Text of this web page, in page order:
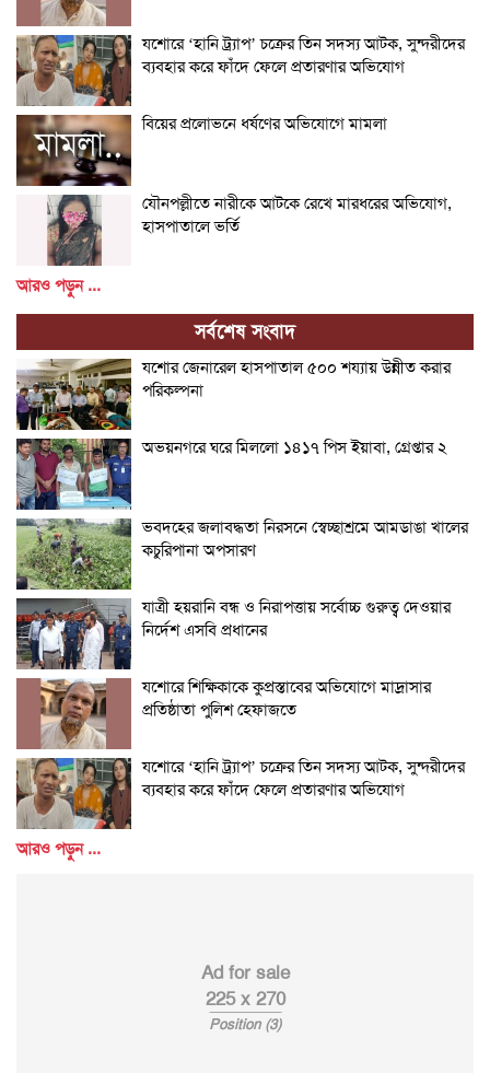
যশোরে ‘হানি ট্র্যাপ’ চক্রের তিন সদস্য আটক, সুন্দরীদের
ব্যবহার করে ফাঁদে ফেলে প্রতারণার অভিযোগ
বিয়ের প্রলোভনে ধর্ষণের অভিযোগে মামলা
যৌনপল্লীতে নারীকে আটকে রেখে মারধরের অভিযোগ,
হাসপাতালে ভর্তি
আরও পড়ুন ...
সর্বশেষ সংবাদ
যশোর জেনারেল হাসপাতাল ৫০০ শয্যায় উন্নীত করার
পরিকল্পনা
অভয়নগরে ঘরে মিললো ১৪১৭ পিস ইয়াবা, গ্রেপ্তার ২
ভবদহের জলাবদ্ধতা নিরসনে স্বেচ্ছাশ্রমে আমডাঙা খালের
কচুরিপানা অপসারণ
যাত্রী হয়রানি বন্ধ ও নিরাপত্তায় সর্বোচ্চ গুরুত্ব দেওয়ার
নির্দেশ এসবি প্রধানের
যশোরে শিক্ষিকাকে কুপ্রস্তাবের অভিযোগে মাদ্রাসার
প্রতিষ্ঠাতা পুলিশ হেফাজতে
যশোরে ‘হানি ট্র্যাপ’ চক্রের তিন সদস্য আটক, সুন্দরীদের
ব্যবহার করে ফাঁদে ফেলে প্রতারণার অভিযোগ
আরও পড়ুন ...
Ad for sale
225 x 270
Position (3)